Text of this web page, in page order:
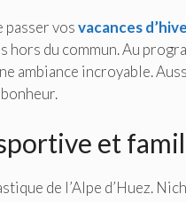
passer vosvacances
hors du commun. Au
ambiance incroyable.
sportive et
de l’Alpe d’Huez.